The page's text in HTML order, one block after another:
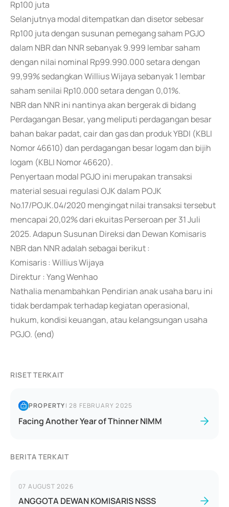
Rp100 juta
Selanjutnya modal ditempatkan dan disetor sebesar
Rp100 juta dengan susunan pemegang saham PGJO
dalam NBR dan NNR sebanyak 9.999 lembar saham
dengan nilai nominal Rp99.990.000 setara dengan
99,99% sedangkan Willius Wijaya sebanyak 1 lembar
saham senilai Rp10.000 setara dengan 0,01%.
NBR dan NNR ini nantinya akan bergerak di bidang
Perdagangan Besar, yang meliputi perdagangan besar
bahan bakar padat, cair dan gas dan produk YBDI (KBLI
Nomor 46610) dan perdagangan besar logam dan bijih
logam (KBLI Nomor 46620).
Penyertaan modal PGJO ini merupakan transaksi
material sesuai regulasi OJK dalam POJK
No.17/POJK.04/2020 mengingat nilai transaksi tersebut
mencapai 20,02% dari ekuitas Perseroan per 31 Juli
2025. Adapun Susunan Direksi dan Dewan Komisaris
NBR dan NNR adalah sebagai berikut :
Komisaris : Willius Wijaya
Direktur : Yang Wenhao
Nathalia menambahkan Pendirian anak usaha baru ini
tidak berdampak terhadap kegiatan operasional,
hukum, kondisi keuangan, atau kelangsungan usaha
PGJO. (end)
RISET TERKAIT
PROPERTY|28 FEBRUARY 2025
Facing Another Year of Thinner NIMM
BERITA TERKAIT
07 AUGUST 2026
ANGGOTA DEWAN KOMISARIS NSSS